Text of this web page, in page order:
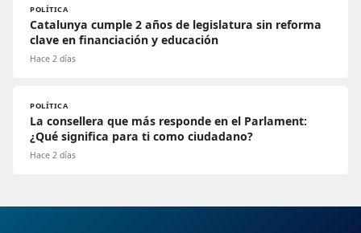
POLÍTICA
Catalunya cumple 2 años de legislatura sin reforma
clave en financiación y educación
Hace 2 días
POLÍTICA
La consellera que más responde en el Parlament:
¿Qué significa para ti como ciudadano?
Hace 2 días